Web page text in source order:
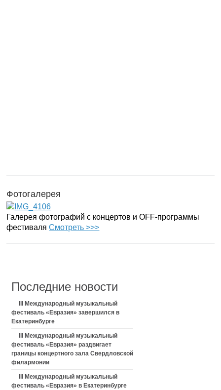
Фотогалерея
Галерея фотографий с концертов и OFF-программы
фестиваляСмотреть >>>
Последние новости
III Международный музыкальный
фестиваль «Евразия» завершился в
Екатеринбурге
III Международный музыкальный
фестиваль «Евразия» раздвигает
границы концертного зала Свердловской
филармонии
III Международный музыкальный
фестиваль «Евразия» в Екатеринбурге